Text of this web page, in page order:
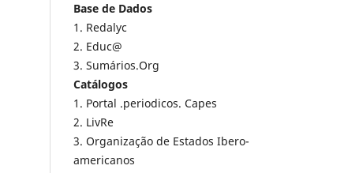
Base de Dados
1. Redalyc
2. Educ@
3. Sumários.Org
Catálogos
1. Portal .periodicos. Capes
2. LivRe
3. Organização de Estados Ibero-
americanos